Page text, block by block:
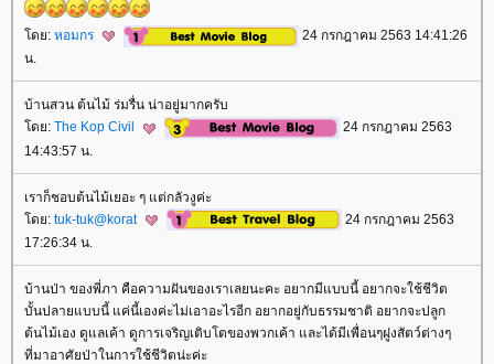
ดย: หอมกร
24 กรกฎาคม 2563 14:41:26
น.
บ้านสวน ต้นไม้ ร่มรื่น น่าอยู่มากครับ
ดย: The Kop Civil
24 กรกฎาคม 2563
14:43:57 น.
เราก็ชอบต้นไม้เยอะ ๆ แต่กลัวงูค่ะ
ดย: tuk-tuk@korat
24 กรกฎาคม 2563
17:26:34 น.
บ้านป่า ของพี่ภา คือความฝันของเราเลยนะคะ อยากมีแบบนี้ อยากจะใช้ชีวิต
บั้นปลายแบบนี้ แค่นี้เองค่ะไม่เอาอะไรอีก อยากอยู่กับธรรมชาติ อยากจะปลูก
ต้นไม้เอง ดูแลเค้า ดูการเจริญเติบโตของพวกเค้า และได้มีเพื่อนๆฝูงสัตว์ต่างๆ
ที่มาอาศัยป่าในการใช้ชีวิตน่ะค่ะ